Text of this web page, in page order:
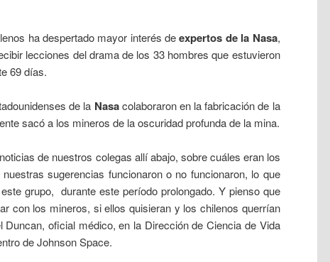
ha despertado mayor interés deexpertos de la Nasa,
lecciones del drama de los 33 hombres que estuvieron
69 días.
de la Nasacolaboraron en la fabricación de la
sacó a los mineros de la oscuridad profunda de la mina.
de nuestros colegas allí abajo, sobre cuáles eran los
sugerencias funcionaron o no funcionaron, lo que
grupo, durante este período prolongado. Y pienso que
con los mineros, si ellos quisieran y los chilenos querrían
Duncan, oficial médico, en la Dirección de Ciencia de Vida
de Johnson Space.